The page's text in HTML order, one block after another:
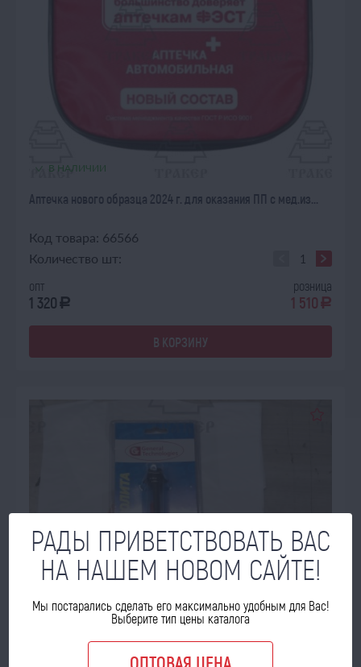
В НАЛИЧИИ
Аптечка нового образца 2024 г. для оказания ПП с мед.из...
Код товара: 66566
Количество шт:
опт
1 320 a
розница
1 510 a
В КОРЗИНУ
РАДЫ ПРИВЕТСТВОВАТЬ ВАС
НА НАШЕМ НОВОМ САЙТЕ!
Мы постарались сделать его максимально удобным для Вас!
Выберите тип цены каталога
ОПТОВАЯ ЦЕНА